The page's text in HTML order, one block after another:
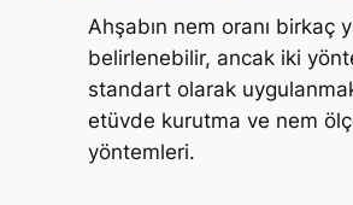
Ahşabın nem oranı birkaç
belirlenebilir, ancak iki
standart olarak
etüvde kurutma ve nem
yöntemleri.